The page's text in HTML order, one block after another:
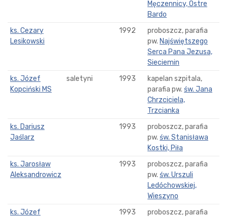
Męczennicy, Ostre
Bardo
ks. Cezary
Lesikowski
1992
proboszcz, parafia
pw. Najświętszego
Serca Pana Jezusa,
Sieciemin
ks. Józef
Kopciński MS
saletyni 1993
kapelan szpitala,
parafia pw. św. Jana
Chrzciciela,
Trzcianka
ks. Dariusz
Jaślarz
1993
proboszcz, parafia
pw. św. Stanisława
Kostki, Piła
ks. Jarosław
Aleksandrowicz
1993
proboszcz, parafia
pw. św. Urszuli
Ledóchowskiej,
Wieszyno
ks. Józef
1993
proboszcz, parafia